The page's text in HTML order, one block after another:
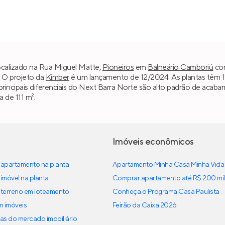
na Rua Miguel Matte, Pioneiros em Balneário Camboriú
O projeto da Kimberé um lançamento de 12/2024. As plantas têm
diferenciais do Next Barra Norte são alto padrão de
111 m².
na planta
na planta
em loteamento
imóveis
do mercado imobiliário
Imóveis econômicos
Apartamento Minha Casa Minha Vida
Comprar apartamento até R$ 200 mil
Conheça o Programa Casa Paulista
Feirão da Caixa 2026